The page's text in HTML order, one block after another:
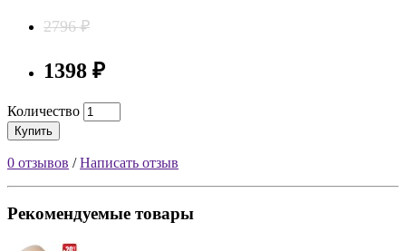
2796 ₽
1398 ₽
Количество
Купить
0 отзывов /Написать отзыв
Рекомендуемые товары